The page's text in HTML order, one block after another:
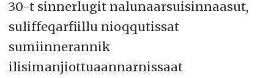
30-t sinnerlugit nalunaarsuisinnaasut,
suliffeqarfiillu nioqqutissat
sumiinnerannik
ilisimanjiottuaannarnissaat